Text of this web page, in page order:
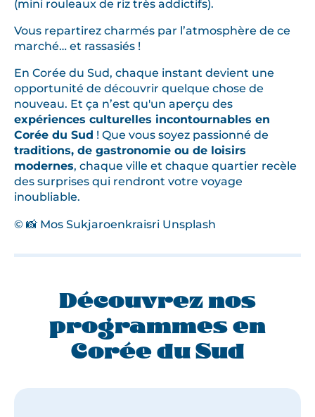
(mini rouleaux de riz très addictifs).
Vous repartirez charmés par l’atmosphère de ce
marché… et rassasiés !
En Corée du Sud, chaque instant devient une
opportunité de découvrir quelque chose de
nouveau. Et ça n’est qu'un aperçu des
expériences culturelles incontournables en
Corée du Sud ! Que vous soyez passionné de
traditions, de gastronomie ou de loisirs
modernes, chaque ville et chaque quartier recèle
des surprises qui rendront votre voyage
inoubliable.
© 📸 Mos Sukjaroenkraisri Unsplash
Découvrez nos
programmes en
Corée du Sud